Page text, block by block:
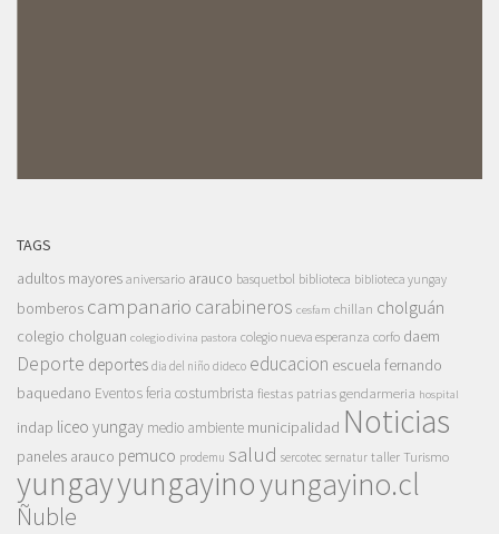
TAGS
adultos mayores aniversario arauco basquetbol biblioteca biblioteca yungay
bomberos campanario carabineros cesfam chillan cholguán
colegio cholguan colegio divina pastora colegio nueva esperanza corfo daem
Deporte deportes dia del niño dideco educacion escuela fernando
baquedano Eventosferia costumbrista fiestas patrias gendarmeria hospital
indap liceo yungay medio ambiente municipalidad Noticias
paneles arauco pemuco prodemu salud sercotec sernatur taller Turismo
yungayyungayinoyungayino.cl
Ñuble